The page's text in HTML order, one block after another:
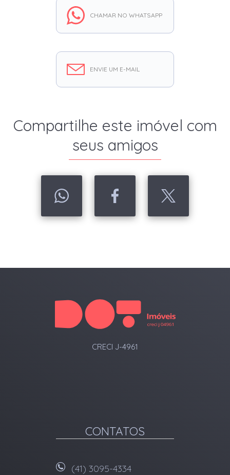
CHAMAR NO WHATSAPP
ENVIE UM E-MAIL
Compartilhe este imóvel com
seus amigos
CRECI J-4961
CONTATOS
(41) 3095-4334